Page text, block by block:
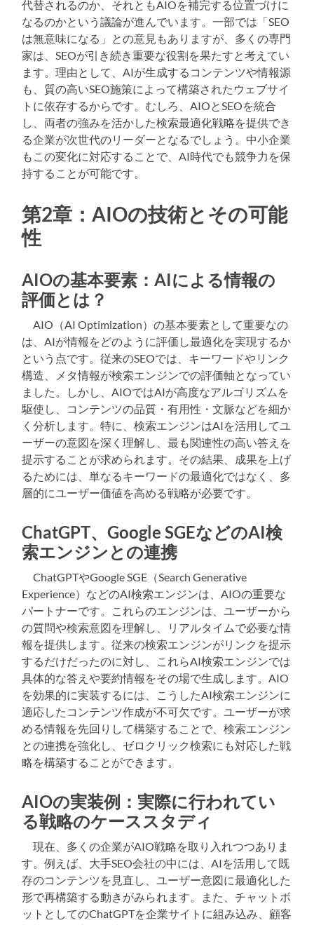
代替されるのか、それともAIOを補完する位置づけに
なるのかという議論が進んでいます。一部では「SEO
は無意味になる」との意見もありますが、多くの専門
家は、SEOが引き続き重要な役割を果たすと考えてい
ます。理由として、AIが生成するコンテンツや情報源
も、質の高いSEO施策によって構築されたウェブサイ
トに依存するからです。むしろ、AIOとSEOを統合
し、両者の強みを活かした検索最適化戦略を提供でき
る企業が次世代のリーダーとなるでしょう。中小企業
もこの変化に対応することで、AI時代でも競争力を保
持することが可能です。
第2章：AIOの技術とその可能
性
AIOの基本要素：AIによる情報の
評価とは？
AIO（AI Optimization）の基本要素として重要なの
は、AIが情報をどのように評価し最適化を実現するか
という点です。従来のSEOでは、キーワードやリンク
構造、メタ情報が検索エンジンでの評価軸となってい
ました。しかし、AIOではAIが高度なアルゴリズムを
駆使し、コンテンツの品質・有用性・文脈などを細か
く分析します。特に、検索エンジンはAIを活用してユ
ーザーの意図を深く理解し、最も関連性の高い答えを
提示することが求められます。その結果、成果を上げ
るためには、単なるキーワードの最適化ではなく、多
層的にユーザー価値を高める戦略が必要です。
ChatGPT、Google SGEなどのAI検
索エンジンとの連携
ChatGPTやGoogle SGE（Search Generative
Experience）などのAI検索エンジンは、AIOの重要な
パートナーです。これらのエンジンは、ユーザーから
の質問や検索意図を理解し、リアルタイムで必要な情
報を提供します。従来の検索エンジンがリンクを提示
するだけだったのに対し、これらAI検索エンジンでは
具体的な答えや要約情報をその場で生成します。AIO
を効果的に実装するには、こうしたAI検索エンジンに
適応したコンテンツ作成が不可欠です。ユーザーが求
める情報を先回りして構築することで、検索エンジン
との連携を強化し、ゼロクリック検索にも対応した戦
略を構築することができます。
AIOの実装例：実際に行われてい
る戦略のケーススタディ
現在、多くの企業がAIO戦略を取り入れつつありま
す。例えば、大手SEO会社の中には、AIを活用して既
存のコンテンツを見直し、ユーザー意図に最適化した
形で再構築する動きがみられます。また、チャットボ
ットとしてのChatGPTを企業サイトに組み込み、顧客